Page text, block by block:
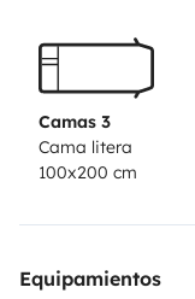
Camas 3
Cama litera
100x200 cm
Equipamientos